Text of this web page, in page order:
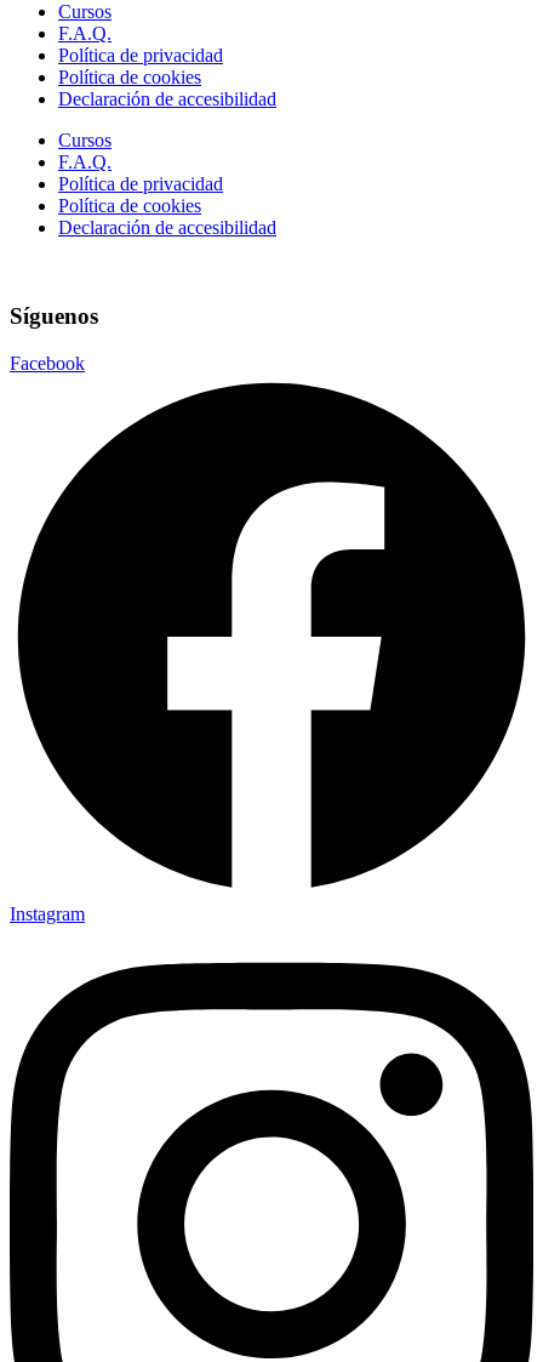
Cursos
F.A.Q.
Política de privacidad
Política de cookies
Declaración de accesibilidad
Cursos
F.A.Q.
Política de privacidad
Política de cookies
Declaración de accesibilidad
Síguenos
Facebook
Instagram